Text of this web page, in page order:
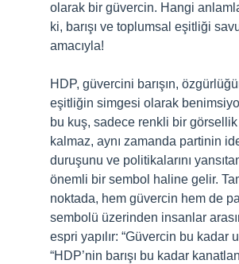
olarak bir güvercin. Hangi
ki, barışı ve toplumsal eşitliği
amacıyla!
HDP, güvercini barışın,
eşitliğin simgesi olarak
bu kuş, sadece renkli bir
kalmaz, aynı zamanda partinin
duruşunu ve politikalarını
önemli bir sembol haline gelir.
noktada, hem güvercin hem de
sembolü üzerinden insanlar
espri yapılır: “Güvercin bu kadar
“HDP’nin barışı bu kadar